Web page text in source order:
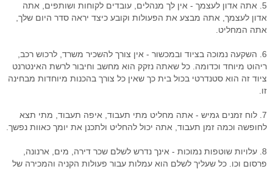
5. אתה אדון לעצמך - אין לך מנהלים, עובדים לקוחות ושותפים, אתה
אדון לעצמך, אתה מבצע את הפעולות וקובע כיצד יראה סדר היום שלך,
אתה המחליט.
6. השקעה נמוכה בציוד ובמכשור - אין צורך להשכיר משרד, לרכוש רכב,
ריהוט מיוחד וכדומה. כל שאתה נזקק הוא מחשב וחיבור לרשת האינטרנט
ציוד זה הוא סטנדרטי בכול בית כך שאין כל צורך בהכנות מיוחדות מבחינה
זו.
7. לוח זמנים גמיש - אתה מחליט מתי תעבוד, איפה תעבוד, מתי תצא
לחופשה וכמה זמן תעבוד, אתה יכול להחליט ולתכנן את יומך כאוות נפשך.
8. עלויות שוטפות נמוכות - אינך נדרש לשלם שכר דירה, מים, ארנונה,
פרסום וכו. כל שעליך לשלם הוא עמלות עבור פעולות הקניה והמכירה של